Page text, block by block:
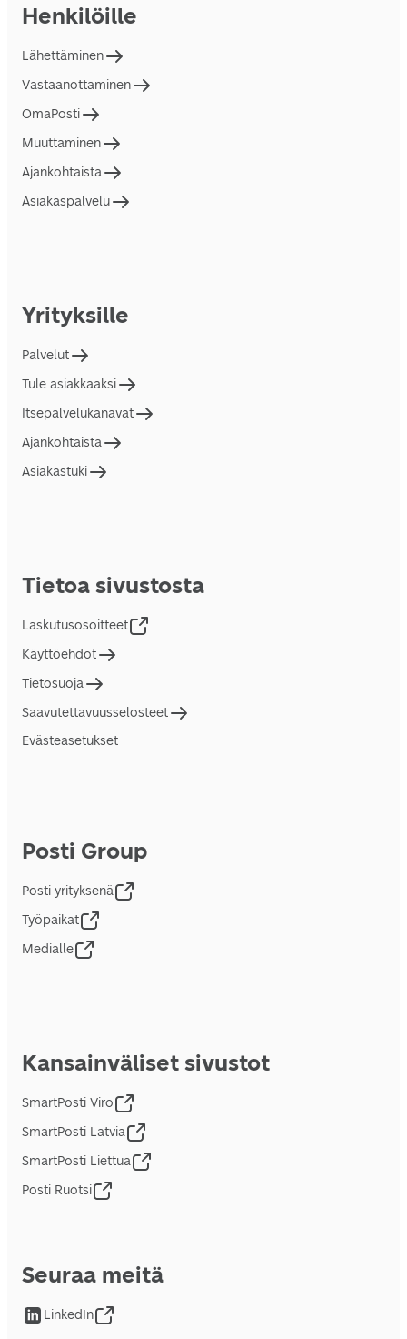
Henkilöille
Lähettäminen
Vastaanottaminen
OmaPosti
Muuttaminen
Ajankohtaista
Asiakaspalvelu
Yrityksille
Palvelut
Tule asiakkaaksi
Itsepalvelukanavat
Ajankohtaista
Asiakastuki
Tietoa sivustosta
Laskutusosoitteet
Käyttöehdot
Tietosuoja
Saavutettavuusselosteet
Evästeasetukset
Posti Group
Posti yrityksenä
Työpaikat
Medialle
Kansainväliset sivustot
SmartPosti Viro
SmartPosti Latvia
SmartPosti Liettua
Posti Ruotsi
Seuraa meitä
LinkedIn